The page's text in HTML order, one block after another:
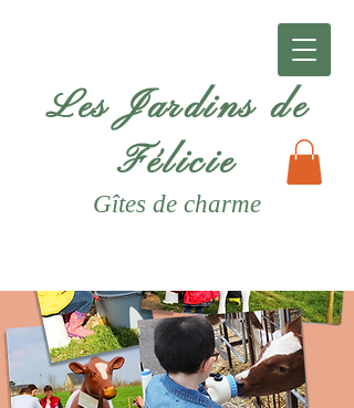
Les Jardins de
Félicie
Gîtes de charme